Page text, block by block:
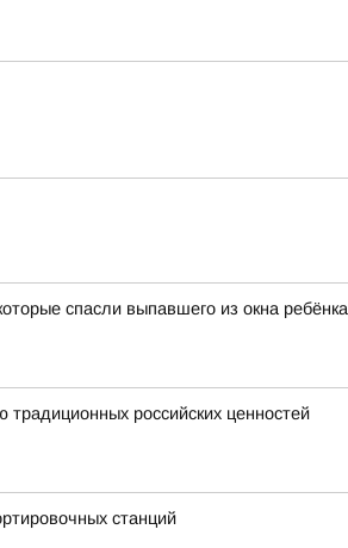
спасли выпавшего из окна ребёнка
российских ценностей
станций